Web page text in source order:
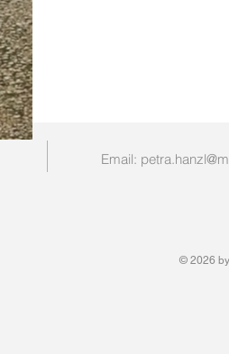
Email:
© 2026